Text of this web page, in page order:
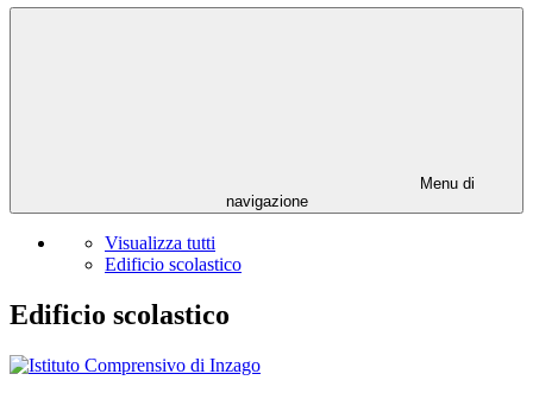
Menu di
navigazione
Visualizza tutti
Edificio scolastico
Edificio scolastico